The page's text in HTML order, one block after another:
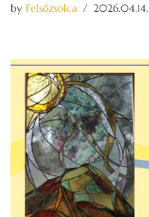
by Felsőzsolca 2026.04.14.